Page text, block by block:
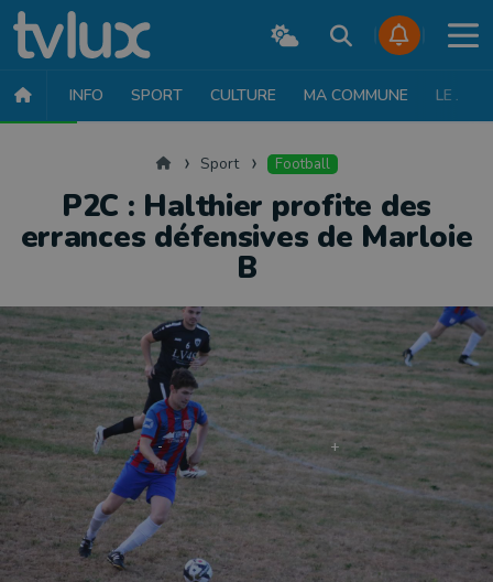
INFO SPORT CULTURE MA COMMUNE LE JT
AccueilSport Football
P2C : Halthier profite des
errances défensives de Marloie
B